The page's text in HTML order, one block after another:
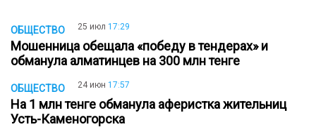
ОБЩЕСТВО 25 июл 17:29
Мошенница обещала «победу в тендерах» и
обманула алматинцев на 300 млн тенге
ОБЩЕСТВО 24 июн 17:57
На 1 млн тенге обманула аферистка жительниц
Усть-Каменогорска